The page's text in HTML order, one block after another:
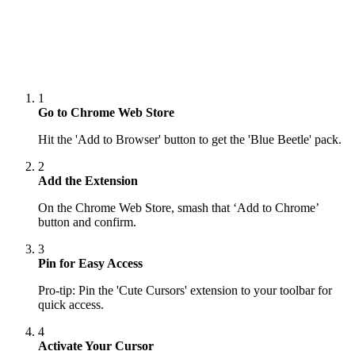
1
Go to Chrome Web Store
Hit the 'Add to Browser' button to get the 'Blue Beetle' pack.
2
Add the Extension
On the Chrome Web Store, smash that ‘Add to Chrome’
button and confirm.
3
Pin for Easy Access
Pro-tip: Pin the 'Cute Cursors' extension to your toolbar for
quick access.
4
Activate Your Cursor